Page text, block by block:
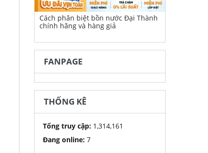
Cách phân biệt bồn nước Đại Thành
chính hãng và hàng giả
FANPAGE
THỐNG KÊ
Tổng truy cập: 1,314,161
Đang online: 7